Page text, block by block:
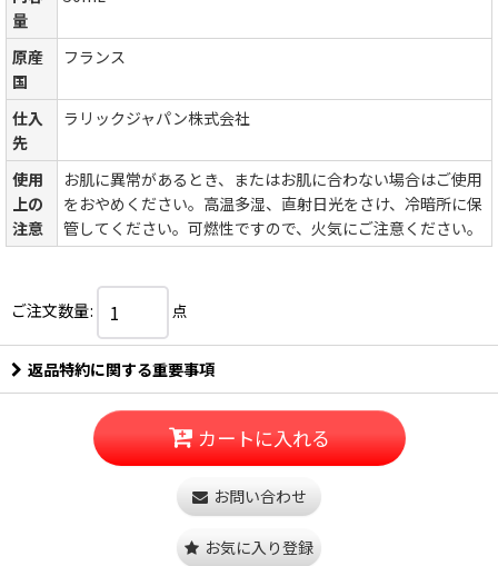
量
原産
国
フランス
仕入
先
ラリックジャパン株式会社
使用
上の
注意
お肌に異常があるとき、またはお肌に合わない場合はご使用
をおやめください。高温多湿、直射日光をさけ、冷暗所に保
管してください。可燃性ですので、火気にご注意ください。
ご注文数量: 点
返品特約に関する重要事項
カートに入れる
お問い合わせ
お気に入り登録